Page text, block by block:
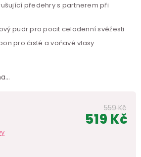
předehry s partnerem při
pudr pro pocit celodenní svěžesti
pro čisté a voňavé vlasy
559 Kč
519 Kč